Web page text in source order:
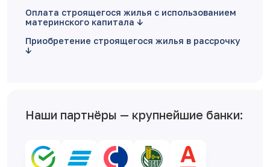
Оплата строящегося жилья с использованием
материнского капитала
Приобретение строящегося жилья в рассрочку
Наши партнёры — крупнейшие банки: